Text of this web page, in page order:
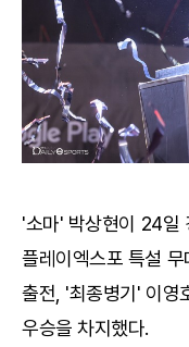
'소마' 박상현이 24일
플레이엑스포 특설
출전, '최종병기' 이영
우승을 차지했다.